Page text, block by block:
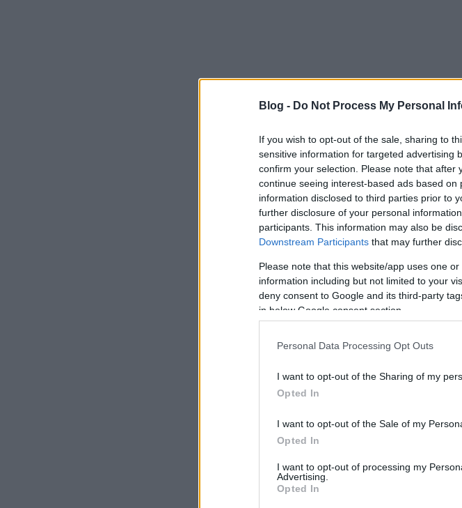
Blog - Do Not Process My Personal
If you wish to opt-out of the sale, sharing to
sensitive information for targeted advertising
confirm your selection. Please note that
continue seeing interest-based ads based
information disclosed to third parties prior to
further disclosure of your personal
participants. This information may also be
Downstream Participants that may further
Please note that this website/app uses one
information including but not limited to your
deny consent to Google and its third-party
in below Google consent section.
Personal Data Processing Opt Outs
I want to opt-out of the Sharing of my
Opted In
I want to opt-out of the Sale of my
Opted In
I want to opt-out of processing my
Advertising.
Opted In